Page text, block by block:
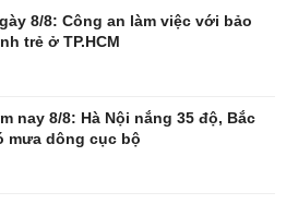
eSports
Hậu trường
8/8: Công an làm việc với bảo
trẻ ở TP.HCM
nay 8/8: Hà Nội nắng 35 độ, Bắc
mưa dông cục bộ